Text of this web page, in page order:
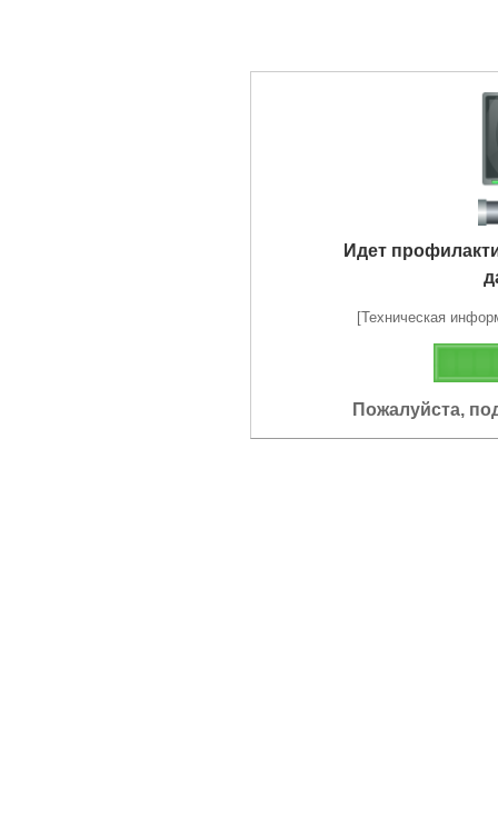
Идет
[Техническая
Пожалуйста,